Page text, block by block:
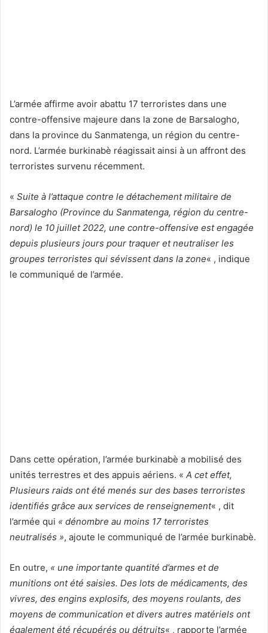
L’armée affirme avoir abattu 17 terroristes dans une
contre-offensive majeure dans la zone de Barsalogho,
dans la province du Sanmatenga, un région du centre-
nord. L’armée burkinabè réagissait ainsi à un affront des
terroristes survenu récemment.
« Suite à l’attaque contre le détachement militaire de
Barsalogho (Province du Sanmatenga, région du centre-
nord) le 10 juillet 2022, une contre-offensive est engagée
depuis plusieurs jours pour traquer et neutraliser les
groupes terroristes qui sévissent dans la zone« , indique
le communiqué de l’armée.
Dans cette opération, l’armée burkinabè a mobilisé des
unités terrestres et des appuis aériens. « A cet effet,
Plusieurs raids ont été menés sur des bases terroristes
identifiés grâce aux services de renseignement« , dit
l’armée qui « dénombre au moins 17 terroristes
neutralisés », ajoute le communiqué de l’armée burkinabè.
En outre, « une importante quantité d’armes et de
munitions ont été saisies. Des lots de médicaments, des
vivres, des engins explosifs, des moyens roulants, des
moyens de communication et divers autres matériels ont
également été récupérés ou détruits« , rapporte l’armée